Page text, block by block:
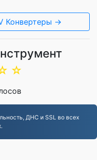
Конвертеры →
☆
ДНС и SSL во всех